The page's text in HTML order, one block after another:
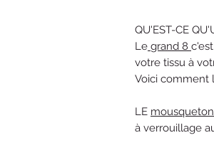
QU'EST-CE
Le grand 8
votre tissu à
Voici comment
LE
à verrouillage